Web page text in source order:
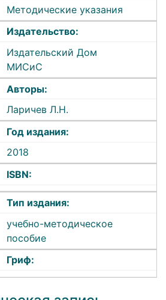
Методические указания
Издательство:
Издательский Дом
МИСиС
Авторы:
Ларичев Л.Н.
Год издания:
2018
ISBN:
Тип издания:
учебно-методическое
пособие
Гриф: